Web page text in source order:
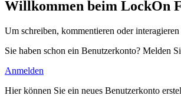
Willkommen beim LockOn
Um schreiben, kommentieren oder
Sie haben schon ein Benutzerkonto? Melden
Anmelden
Hier können Sie ein neues Benutzerkonto